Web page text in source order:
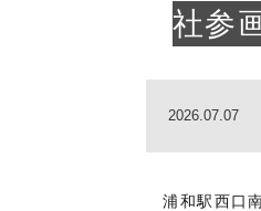
社参
2026.07.07
浦和駅西口